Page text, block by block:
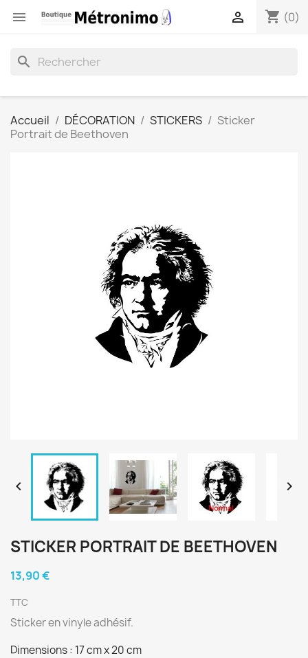
 shopping_cart (0)

search
Accueil DÉCORATION STICKERS
Sticker
Portrait de Beethoven
 
STICKER PORTRAIT DE BEETHOVEN
13,90 €
TTC
Sticker en vinyle adhésif.
Dimensions : 17 cm x 20 cm